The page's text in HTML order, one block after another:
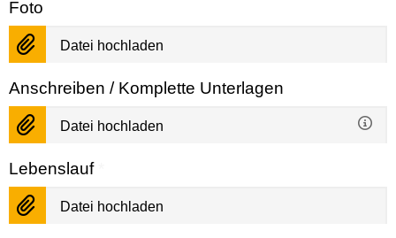
Foto
Datei hochladen
Anschreiben / Komplette Unterlagen
Datei hochladen
Lebenslauf
Datei hochladen